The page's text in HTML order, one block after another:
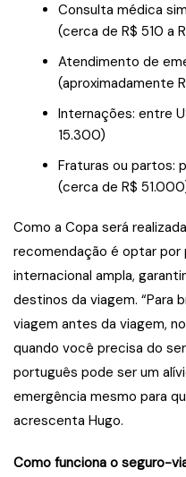
Consulta médica
(cerca de R$ 510 a
Atendimento de
(aproximadamente
Internações: entre
15.300)
Fraturas ou partos:
(cerca de R$
Como a Copa será
recomendação é optar
internacional ampla,
destinos da viagem. “Para
viagem antes da viagem,
quando você precisa do
português pode ser um
emergência mesmo para
acrescenta Hugo.
Como funciona o seguro-